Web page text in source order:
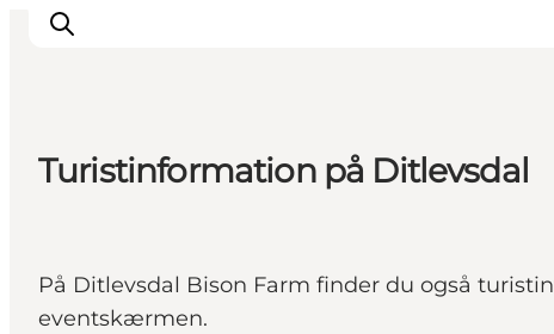
Spis og drik
Overnatning
Turistinformation på Ditlevsdal
På Ditlevsdal Bison Farm finder du også
eventskærmen.